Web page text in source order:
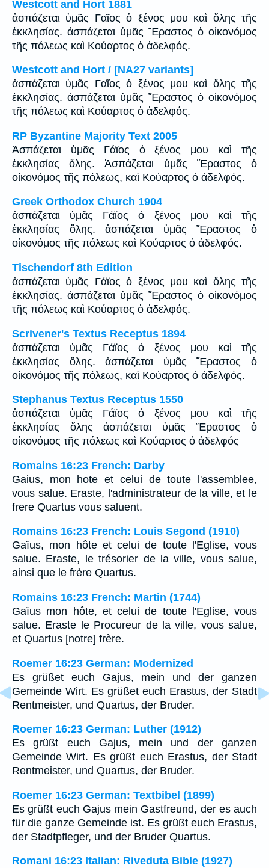
Westcott and Hort 1881
ἀσπάζεται ὑμᾶς Γαῖος ὁ ξένος μου καὶ ὅλης τῆς
ἐκκλησίας. ἀσπάζεται ὑμᾶς Ἔραστος ὁ οἰκονόμος
τῆς πόλεως καὶ Κούαρτος ὁ ἀδελφός.
Westcott and Hort / [NA27 variants]
ἀσπάζεται ὑμᾶς Γαῖος ὁ ξένος μου καὶ ὅλης τῆς
ἐκκλησίας. ἀσπάζεται ὑμᾶς Ἔραστος ὁ οἰκονόμος
τῆς πόλεως καὶ Κούαρτος ὁ ἀδελφός.
RP Byzantine Majority Text 2005
Ἀσπάζεται ὑμᾶς Γάϊος ὁ ξένος μου καὶ τῆς
ἐκκλησίας ὅλης. Ἀσπάζεται ὑμᾶς Ἔραστος ὁ
οἰκονόμος τῆς πόλεως, καὶ Κούαρτος ὁ ἀδελφός.
Greek Orthodox Church 1904
ἀσπάζεται ὑμᾶς Γάϊος ὁ ξένος μου καὶ τῆς
ἐκκλησίας ὅλης. ἀσπάζεται ὑμᾶς Ἔραστος ὁ
οἰκονόμος τῆς πόλεως καὶ Κούαρτος ὁ ἀδελφός.
Tischendorf 8th Edition
ἀσπάζεται ὑμᾶς Γάϊος ὁ ξένος μου καὶ ὅλης τῆς
ἐκκλησίας. ἀσπάζεται ὑμᾶς Ἔραστος ὁ οἰκονόμος
τῆς πόλεως καὶ Κούαρτος ὁ ἀδελφός.
Scrivener's Textus Receptus 1894
ἀσπάζεται ὑμᾶς Γάϊος ὁ ξένος μου καὶ τῆς
ἐκκλησίας ὅλης. ἀσπάζεται ὑμᾶς Ἔραστος ὁ
οἰκονόμος τῆς πόλεως, καὶ Κούαρτος ὁ ἀδελφός.
Stephanus Textus Receptus 1550
ἀσπάζεται ὑμᾶς Γάϊος ὁ ξένος μου καὶ τῆς
ἐκκλησίας ὅλης ἀσπάζεται ὑμᾶς Ἔραστος ὁ
οἰκονόμος τῆς πόλεως καὶ Κούαρτος ὁ ἀδελφός
Romains 16:23 French: Darby
Gaius, mon hote et celui de toute l'assemblee,
vous salue. Eraste, l'administrateur de la ville, et le
frere Quartus vous saluent.
Romains 16:23 French: Louis Segond (1910)
Gaïus, mon hôte et celui de toute l'Eglise, vous
salue. Eraste, le trésorier de la ville, vous salue,
ainsi que le frère Quartus.
Romains 16:23 French: Martin (1744)
Gaïus mon hôte, et celui de toute l'Eglise, vous
salue. Eraste le Procureur de la ville, vous salue,
et Quartus [notre] frère.
Roemer 16:23 German: Modernized
Es grüßet euch Gajus, mein und der ganzen
Gemeinde Wirt. Es grüßet euch Erastus, der Stadt
Rentmeister, und Quartus, der Bruder.
Roemer 16:23 German: Luther (1912)
Es grüßt euch Gajus, mein und der ganzen
Gemeinde Wirt. Es grüßt euch Erastus, der Stadt
Rentmeister, und Quartus, der Bruder.
Roemer 16:23 German: Textbibel (1899)
Es grüßt euch Gajus mein Gastfreund, der es auch
für die ganze Gemeinde ist. Es grüßt euch Erastus,
der Stadtpfleger, und der Bruder Quartus.
Romani 16:23 Italian: Riveduta Bible (1927)